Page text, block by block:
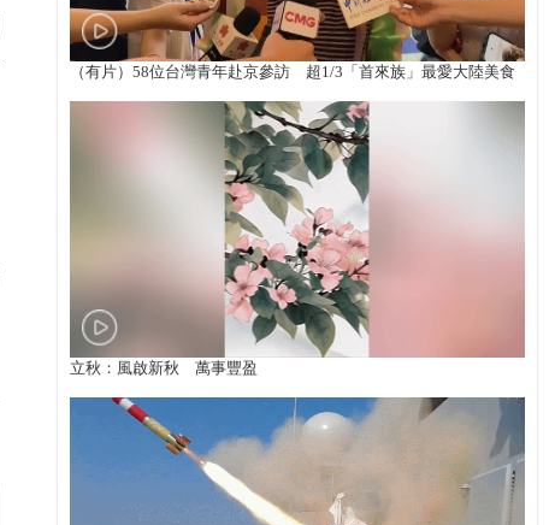
（有片）58位台灣青年赴京參訪 超1/3「首來族」最愛大陸美食
立秋：風啟新秋 萬事豐盈